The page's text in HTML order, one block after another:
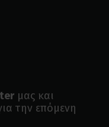
μας και
την επόμενη